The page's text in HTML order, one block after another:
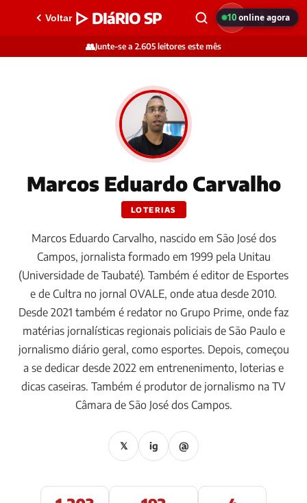
Voltar ▷ DIáRIO SP
👥Junte-se a 2.605 leitores este mês
Marcos Eduardo Carvalho
LOTERIAS
Marcos Eduardo Carvalho, nascido em São José dos
Campos, jornalista formado em 1999 pela Unitau
(Universidade de Taubaté). Também é editor de Esportes
e de Cultra no jornal OVALE, onde atua desde 2010.
Desde 2021 também é redator no Grupo Prime, onde faz
matérias jornalísticas regionais policiais de São Paulo e
jornalismo diário geral, como esportes. Depois, começou
a se dedicar desde 2022 em entrenenimento, loterias e
dicas caseiras. Também é produtor de jornalismo na TV
Câmara de São José dos Campos.
𝕏 ig @
10online agora